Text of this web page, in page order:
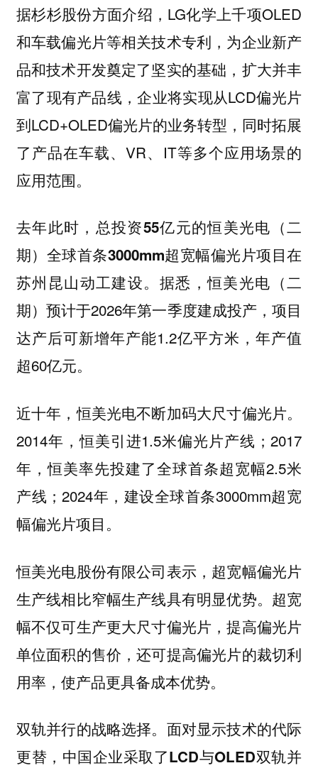
据杉杉股份方面介绍，LG化学上千项OLED
和车载偏光片等相关技术专利，为企业新产
品和技术开发奠定了坚实的基础，扩大并丰
富了现有产品线，企业将实现从LCD偏光片
到LCD+OLED偏光片的业务转型，同时拓展
了产品在车载、VR、IT等多个应用场景的
应用范围。
去年此时，总投资55亿元的恒美光电（二
期）全球首条3000mm超宽幅偏光片项目在
苏州昆山动工建设。 据悉，恒美光电（二
期）预计于2026年第一季度建成投产，项目
达产后可新增年产能1.2亿平方米，年产值
超60亿元。
近十年，恒美光电不断加码大尺寸偏光片。
2014年，恒美引进1.5米偏光片产线；2017
年，恒美率先投建了全球首条超宽幅2.5米
产线；2024年，建设全球首条3000mm超宽
幅偏光片项目。
恒美光电股份有限公司表示，超宽幅偏光片
生产线相比窄幅生产线具有明显优势。超宽
幅不仅可生产更大尺寸偏光片，提高偏光片
单位面积的售价，还可提高偏光片的裁切利
用率，使产品更具备成本优势。
双轨并行的战略选择。面对显示技术的代际
更替，中国企业采取了LCD与OLED双轨并